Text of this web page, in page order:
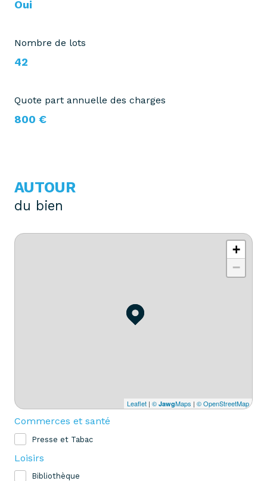
Oui
Nombre de lots
42
Quote part annuelle des charges
800 €
AUTOUR
du bien
+
−
Leaflet | © JawgMaps | © OpenStreetMap
Commerces et santé
Presse et Tabac
Loisirs
Bibliothèque